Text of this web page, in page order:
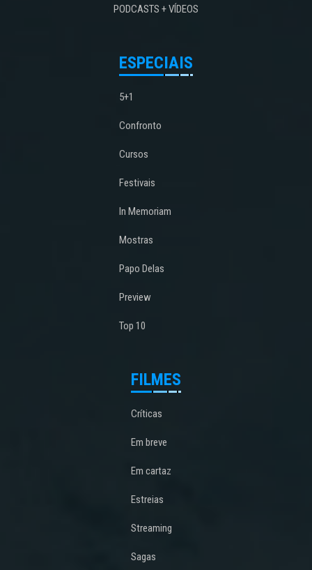
PODCASTS + VÍDEOS
ESPECIAIS
5+1
Confronto
Cursos
Festivais
In Memoriam
Mostras
Papo Delas
Preview
Top 10
FILMES
Críticas
Em breve
Em cartaz
Estreias
Streaming
Sagas